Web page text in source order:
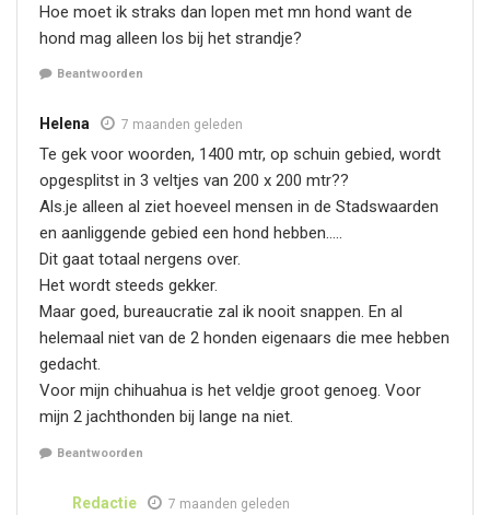
Hoe moet ik straks dan lopen met mn hond want de
hond mag alleen los bij het strandje?
Beantwoorden
Helena 7 maanden geleden
Te gek voor woorden, 1400 mtr, op schuin gebied, wordt
opgesplitst in 3 veltjes van 200 x 200 mtr??
Als.je alleen al ziet hoeveel mensen in de Stadswaarden
en aanliggende gebied een hond hebben…..
Dit gaat totaal nergens over.
Het wordt steeds gekker.
Maar goed, bureaucratie zal ik nooit snappen. En al
helemaal niet van de 2 honden eigenaars die mee hebben
gedacht.
Voor mijn chihuahua is het veldje groot genoeg. Voor
mijn 2 jachthonden bij lange na niet.
Beantwoorden
Redactie 7 maanden geleden